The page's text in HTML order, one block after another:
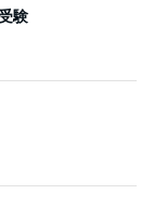
験